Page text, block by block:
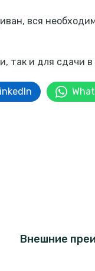
вся
так и для сдачи в
Внешние